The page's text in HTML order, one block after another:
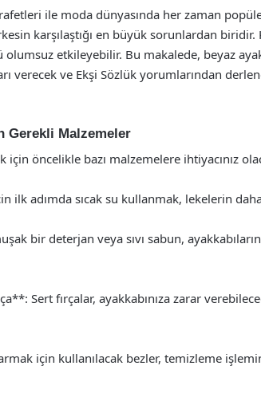
ile moda dünyasında her zaman
karşılaştığı en büyük sorunlardan biridir.
etkileyebilir. Bu makalede, beyaz
verecek ve Ekşi Sözlük yorumlarından
Gerekli Malzemeler
için öncelikle bazı malzemelere ihtiyacınız
ilk adımda sıcak su kullanmak, lekelerin daha
bir deterjan veya sıvı sabun,
Sert fırçalar, ayakkabınıza zarar
için kullanılacak bezler, temizleme